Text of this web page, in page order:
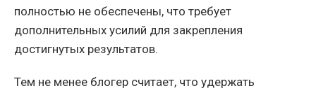
полностью не обеспечены, что требует
дополнительных усилий для закрепления
достигнутых результатов.
Тем не менее блогер считает, что удержать